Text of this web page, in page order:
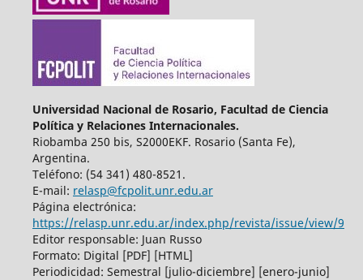
Universidad Nacional de Rosario, Facultad de Ciencia
Política y Relaciones Internacionales.
Riobamba 250 bis, S2000EKF. Rosario (Santa Fe),
Argentina.
Teléfono: (54 341) 480-8521.
E-mail: relasp@fcpolit.unr.edu.ar
Página electrónica:
https://relasp.unr.edu.ar/index.php/revista/issue/view/9
Editor responsable: Juan Russo
Formato: Digital [PDF] [HTML]
Periodicidad: Semestral [julio-diciembre] [enero-junio]